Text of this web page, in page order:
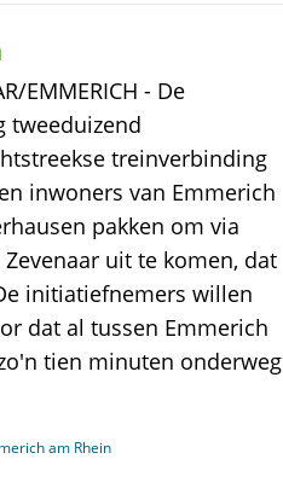
EMMERICH - De
tweeduizend
treinverbinding
inwoners van Emmerich
pakken om via
uit te komen, dat
initiatiefnemers willen
dat al tussen Emmerich
tien minuten onderweg
am Rhein